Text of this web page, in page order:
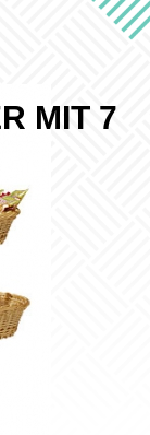
MIT 7